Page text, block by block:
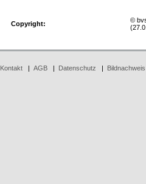
Copyright:
©
Kontakt| AGB| Datenschutz | Bildnachweis